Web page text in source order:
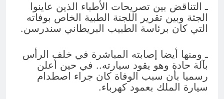
ـ التناقض بين تصريحات الأطباء الذين عاينوا
الجثة وبين تقرير اللجنة الطبية الخاص بوفاته
التي كان برئاسة الطبيب البريطاني سندرسن.
ـ ومنها أيضا إصابته المباشرة في خلف الرأس
بآلة حادة وهو يقود سيارته.. في حين أعلن
رسميا بأن سبب الوفاة كان جراء اصطدام
سيارة الملك بعمود كهرباء.